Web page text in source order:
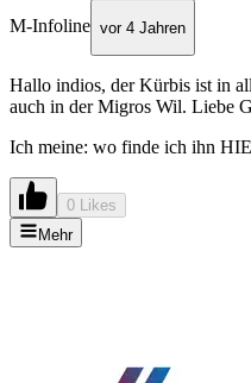
M-Infoline vor 4 Jahren
Hallo indios, der Kürbis ist in
auch in der Migros Wil. Liebe
Ich meine: wo finde ich ihn
0 Likes
Mehr